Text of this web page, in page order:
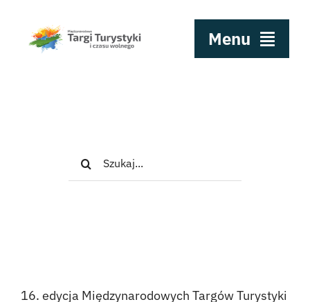
zawartości
Menu
Dla wystawców
Szukaj
16. edycja Międzynarodowych Targów Turystyki